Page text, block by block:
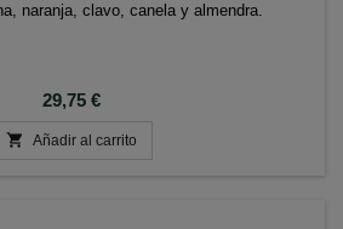
naranja, clavo, canela y almendra.
Precio
29,75 €
 Añadir al carrito